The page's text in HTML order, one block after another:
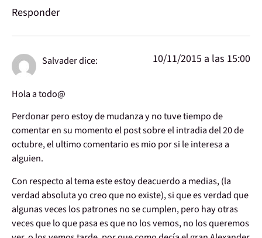
Responder
Salvaderdice: 10/11/2015 a las 15:00
Hola a todo@
Perdonar pero estoy de mudanza y no tuve tiempo de
comentar en su momento el post sobre el intradia del 20 de
octubre, el ultimo comentario es mio por si le interesa a
alguien.
Con respecto al tema este estoy deacuerdo a medias, (la
verdad absoluta yo creo que no existe), si que es verdad que
algunas veces los patrones no se cumplen, pero hay otras
veces que lo que pasa es que no los vemos, no los queremos